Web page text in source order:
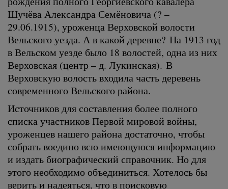
Шучёва Александра Семёновича (? –
29.06.1915), уроженца Верховской волости
Вельского уезда. А в какой деревне? На 1913 год
в Вельском уезде было 18 волостей, одна из них
Верховская (центр – д. Лукинская). В
Верховскую волость входила часть деревень
современного Вельского района.
Источников для составления более полного
списка участников Первой мировой войны,
уроженцев нашего района достаточно, чтобы
собрать воедино всю имеющуюся информацию
и издать биографический справочник. Но для
этого необходимо объединиться. Хотелось бы
верить и надеяться, что в поисковую